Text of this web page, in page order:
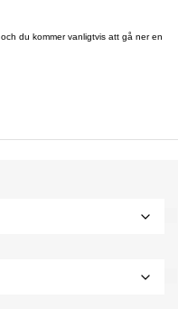
du kommer vanligtvis att gå ner en